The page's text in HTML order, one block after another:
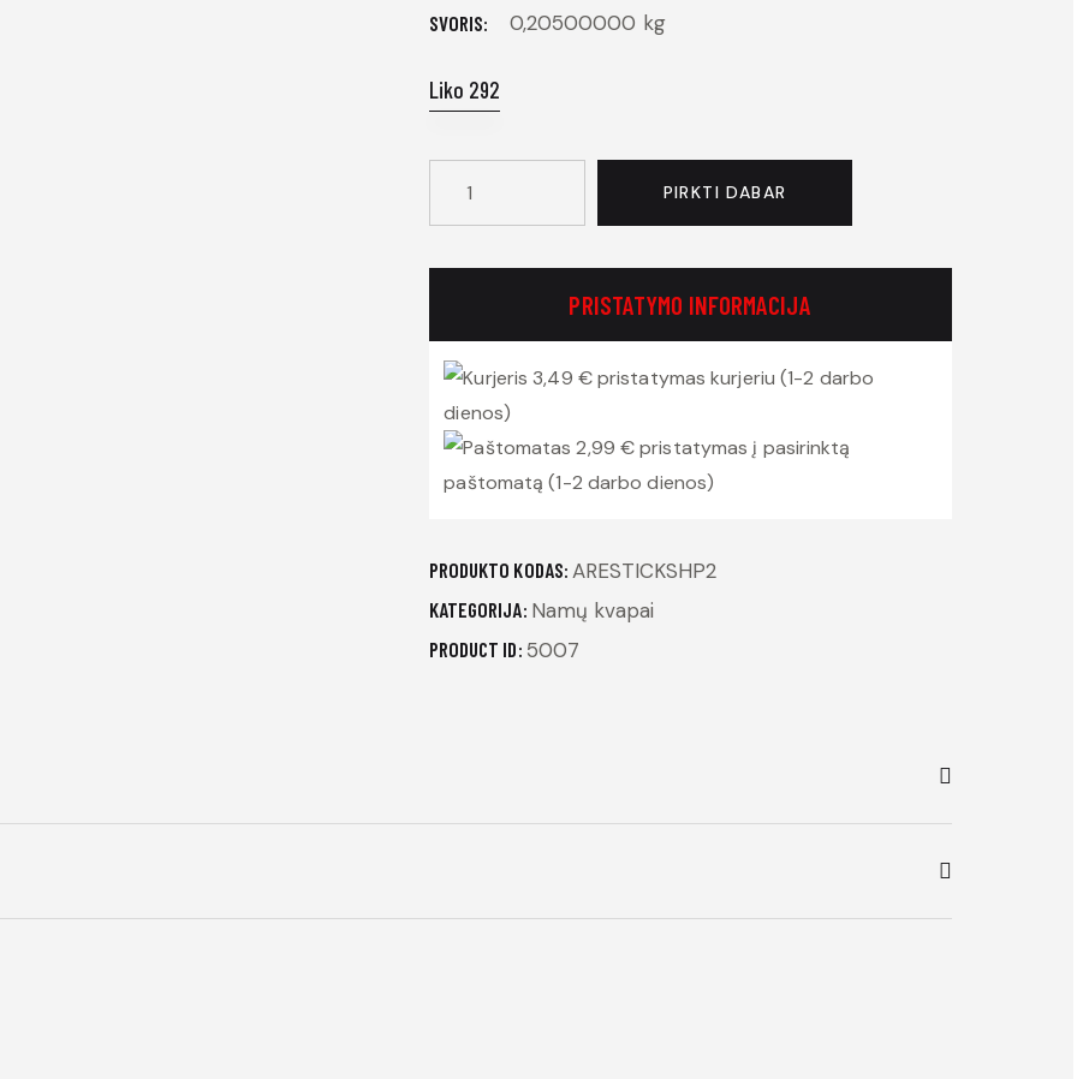
SVORIS 0,20500000 kg
Liko 292
50
ml
Areon
oro
gaiviklis
PIRKTI DABAR
PRISTATYMO INFORMACIJA
3,49 € pristatymas kurjeriu (1-2 darbo
dienos)
2,99 € pristatymas į pasirinktą
paštomatą (1-2 darbo dienos)
PRODUKTO KODAS: ARESTICKSHP2
KATEGORIJA: Namų kvapai
PRODUCT ID: 5007